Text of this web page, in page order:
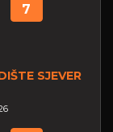
7
SJEVER